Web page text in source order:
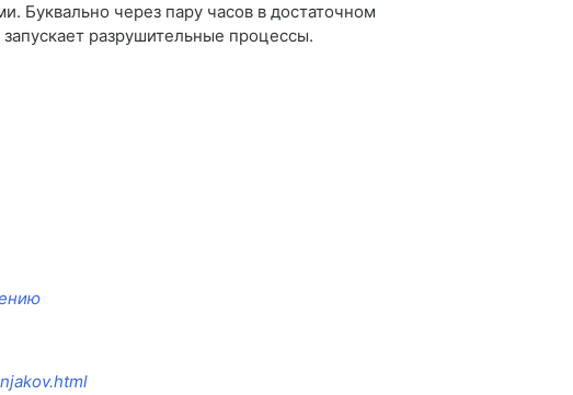
Буквально через пару часов в достаточном
разрушительные процессы.